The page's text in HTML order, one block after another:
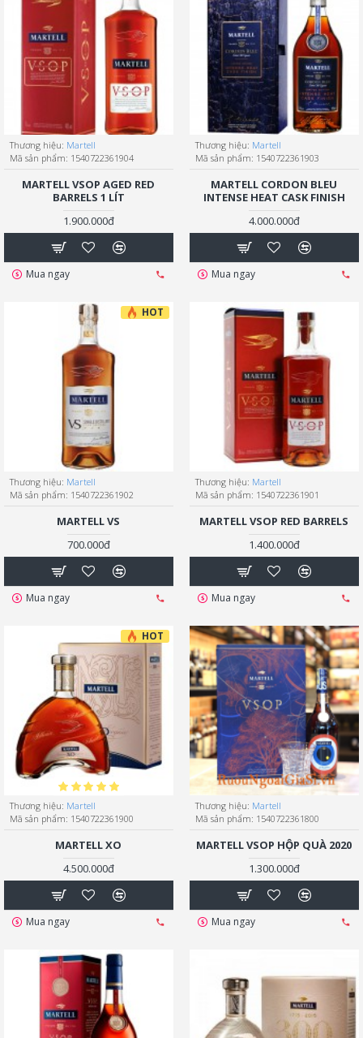
Thương hiệu: Martell
Mã sản phẩm: 1540722361904
MARTELL VSOP AGED RED
BARRELS 1 LÍT
1.900.000đ
Mua ngay
Thương hiệu: Martell
Mã sản phẩm: 1540722361903
MARTELL CORDON BLEU
INTENSE HEAT CASK FINISH
4.000.000đ
Mua ngay
HOT
Thương hiệu: Martell
Mã sản phẩm: 1540722361902
MARTELL VS
700.000đ
Mua ngay
Thương hiệu: Martell
Mã sản phẩm: 1540722361901
MARTELL VSOP RED BARRELS
1.400.000đ
Mua ngay
HOT
Thương hiệu: Martell
Mã sản phẩm: 1540722361900
MARTELL XO
4.500.000đ
Mua ngay
Thương hiệu: Martell
Mã sản phẩm: 1540722361800
MARTELL VSOP HỘP QUÀ 2020
1.300.000đ
Mua ngay